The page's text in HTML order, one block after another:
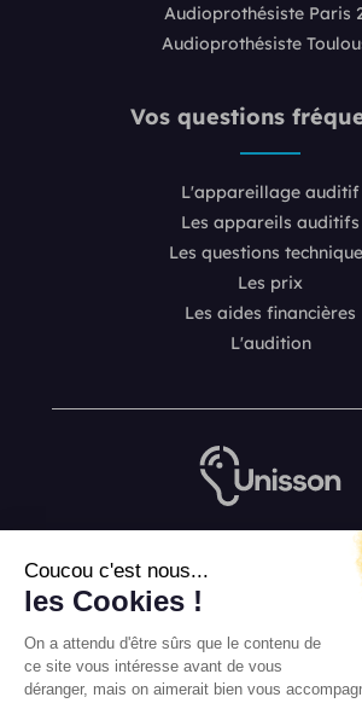
Coucou c'est nous...
les Cookies !
On a attendu d'être sûrs que le contenu de
ce site vous intéresse avant de vous
déranger, mais on aimerait bien vous
Audioprothésiste Paris
Audioprothésiste
Vos questions
L'appareillage auditif
Les appareils auditifs
Les questions
Les prix
Les aides financières
L'audition
L’équipe de rédaction
Conditions Générales de